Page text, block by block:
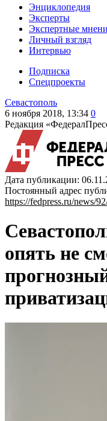
Энциклопедия
Эксперты
Экспертные
Личный взгляд
Интервью
Подписка
Спецпроекты
Севастополь
6 ноября 2018, 13:34 0
Редакция
Дата публикации:
Постоянный адрес
https://fedpress.ru/news/
опять не